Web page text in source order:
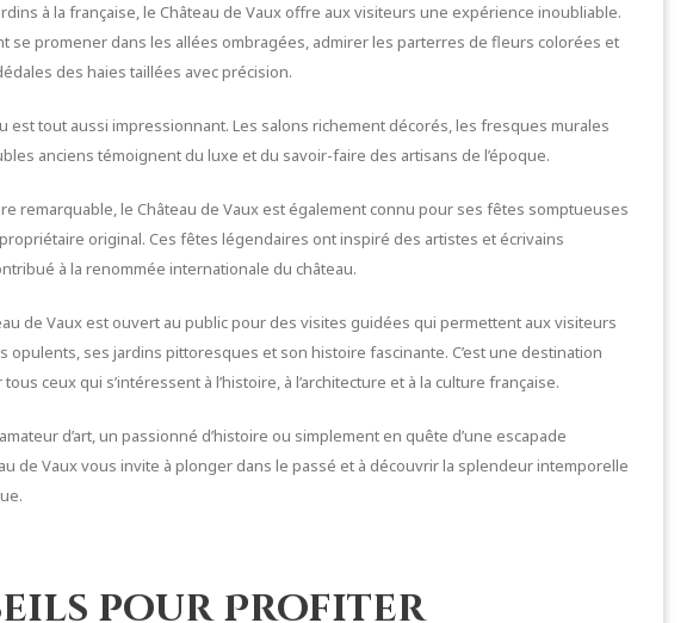
à la française, le Château de Vaux offre aux visiteurs une expérience inoubliable.
se promener dans les allées ombragées, admirer les parterres de fleurs colorées et
des haies taillées avec précision.
est tout aussi impressionnant. Les salons richement décorés, les fresques murales
anciens témoignent du luxe et du savoir-faire des artisans de l’époque.
remarquable, le Château de Vaux est également connu pour ses fêtes somptueuses
original. Ces fêtes légendaires ont inspiré des artistes et écrivains
à la renommée internationale du château.
de Vaux est ouvert au public pour des visites guidées qui permettent aux visiteurs
opulents, ses jardins pittoresques et son histoire fascinante. C’est une destination
ceux qui s’intéressent à l’histoire, à l’architecture et à la culture française.
d’art, un passionné d’histoire ou simplement en quête d’une escapade
de Vaux vous invite à plonger dans le passé et à découvrir la splendeur intemporelle
pour Profiter